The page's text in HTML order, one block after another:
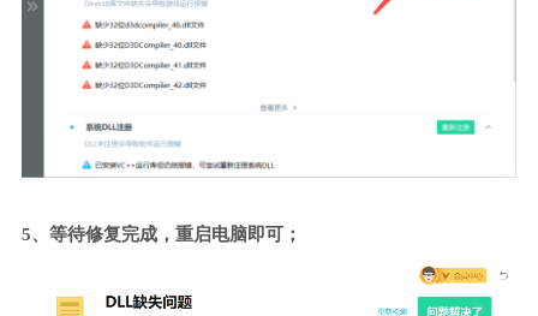
5、等待修复完成，重启电脑即可；